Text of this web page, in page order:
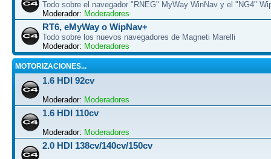
Todo sobre el navegador "RNEG" MyWay WinNav y el "NG4"
Moderador: Moderadores
RT6, eMyWay o WipNav+
Todo sobre los nuevos navegadores de Magneti Marelli
Moderador: Moderadores
MOTORIZACIONES...
1.6 HDI 92cv
Moderador: Moderadores
1.6 HDI 110cv
Moderador: Moderadores
2.0 HDI 138cv/140cv/150cv